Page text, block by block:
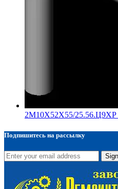
2М10Х52Х55/
Подпишитесь на рассылку